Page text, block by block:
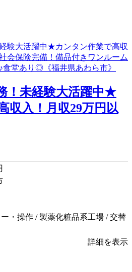
！未経験大活躍中★
収入！月収29万円以
・操作 / 製薬化粧品系工場 / 交替
詳細を表示